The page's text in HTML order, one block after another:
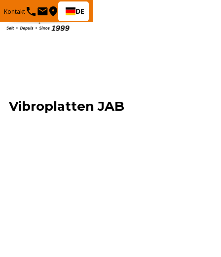
Kontakt DE
Vibroplatten JAB